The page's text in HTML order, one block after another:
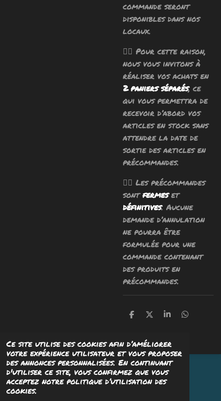
Ce site utilise des cookies afin d’améliorer
votre expérience utilisateur et vous proposer
des annonces personnalisées. En continuant
d'utiliser ce site, vous confirmez que vous
acceptez notre politique d’utilisation des
cookies.
commande seront
disponibles dans nos
locaux.
🧙‍♂️ Pour cette raison,
nous vous invitons à
réaliser vos achats en
2 paniers séparés, ce
qui vous permettra de
recevoir d’abord vos
articles en stock sans
attendre la date de
sortie des articles en
précommandes.
🧙‍♂️ Les précommandes
sontfermeset
définitives. Aucune
demande d’annulation
ne pourra être
formulée pour une
commande contenant
des produits en
précommandes.
P
t
a
g
e
r
P
t
a
g
e
r
P
t
a
g
e
r
P
© 2023 Psyaïeaïe Studio - Tous droits réservés
Propulsé parWebador